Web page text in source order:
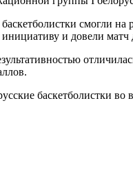
смогли
и довели матч
баскетболистки